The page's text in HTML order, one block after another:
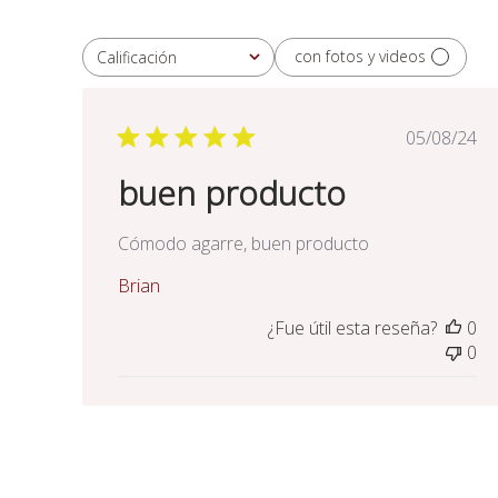
Calificación
Todas las clasificaciones con fotos y videos
Fecha
05/08/24
buen producto
Cómodo agarre, buen producto
Brian
¿Fue útil esta reseña?
0
0